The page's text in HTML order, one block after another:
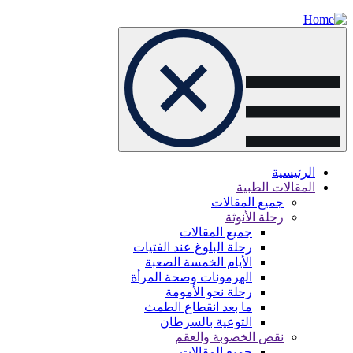
Skip
to
Main
navigation
الرئيسية
المقالات الطبية
جميع المقالات
رحلة الأنوثة
جميع المقالات
رحلة البلوغ عند الفتيات
الأيام الخمسة الصعبة
الهرمونات وصحة المرأة
رحلة نحو الأمومة
ما بعد انقطاع الطمث
التوعية بالسرطان
نقص الخصوبة والعقم